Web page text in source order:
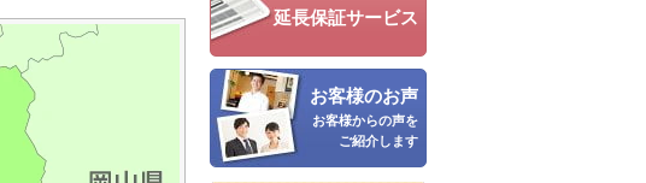
延長保証サービス
お客様のお声
お客様からの声を
ご紹介します